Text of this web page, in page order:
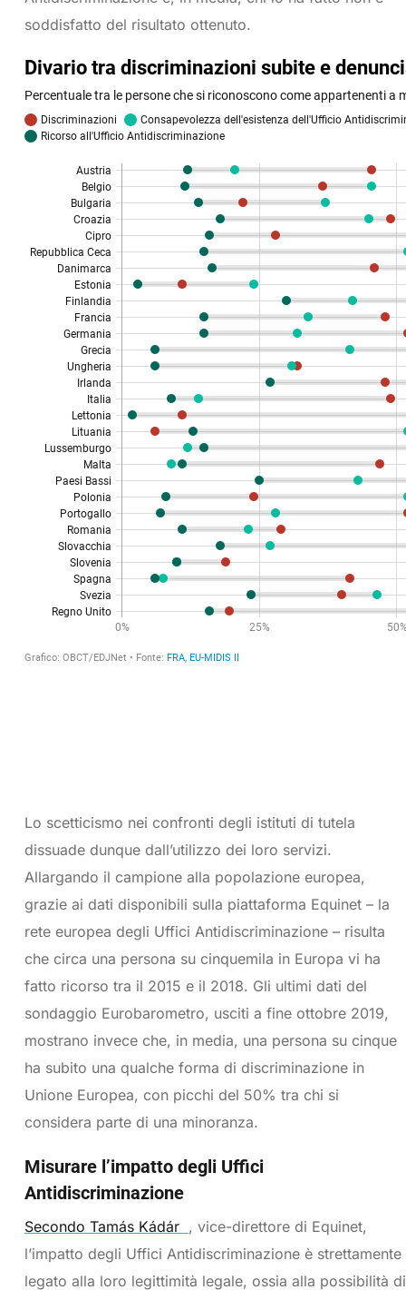
soddisfatto del risultato ottenuto.
Lo scetticismo nei confronti degli istituti di tutela
dissuade dunque dall’utilizzo dei loro servizi.
Allargando il campione alla popolazione europea,
grazie ai dati disponibili sulla piattaforma Equinet – la
rete europea degli Uffici Antidiscriminazione – risulta
che circa una persona su cinquemila in Europa vi ha
fatto ricorso tra il 2015 e il 2018. Gli ultimi dati del
sondaggio Eurobarometro, usciti a fine ottobre 2019,
mostrano invece che, in media, una persona su cinque
ha subito una qualche forma di discriminazione in
Unione Europea, con picchi del 50% tra chi si
considera parte di una minoranza.
Misurare l’impatto degli Uffici
Antidiscriminazione
Secondo Tamás Kádár , vice-direttore di Equinet,
l’impatto degli Uffici Antidiscriminazione è strettamente
legato alla loro legittimità legale, ossia alla possibilità di